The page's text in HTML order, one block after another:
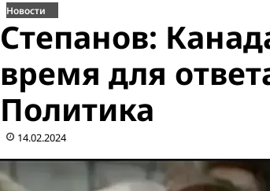
Новости
Степанов:
время для
Политика
14.02.2024